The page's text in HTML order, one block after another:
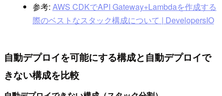
参考: AWS CDKでAPI Gateway+Lambdaを作成する
際のベストなスタック構成について | DevelopersIO
自動デプロイを可能にする構成と自動デプロイで
きない構成を比較